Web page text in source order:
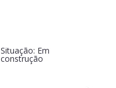
Situação: Em
construção